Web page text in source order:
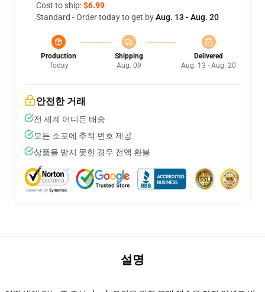
Cost to ship:$6.99
Standard - Order today to get byAug. 13 - Aug. 20
Production
Today
Shipping
Aug. 09
Delivered
Aug. 13 - Aug. 20
안전한 거래
전 세계 어디든 배송
모든 소포에 추적 번호 제공
상품을 받지 못한 경우 전액 환불
설명